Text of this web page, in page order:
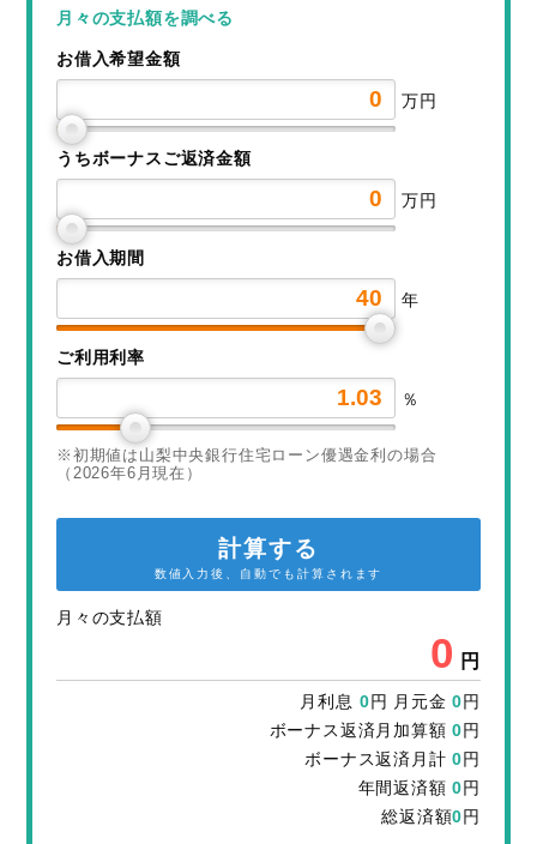
月々の支払額を調べる
お借入希望金額
万円
うちボーナスご返済金額
万円
お借入期間
年
ご利用利率
％
※初期値は山梨中央銀行住宅ローン優遇金利の場合
（2026年6月現在）
計算する
数値入力後、自動でも計算されます
月々の支払額
0 円
月利息 0円 月元金0円
ボーナス返済月加算額0円
ボーナス返済月計0円
年間返済額0円
総返済額0円